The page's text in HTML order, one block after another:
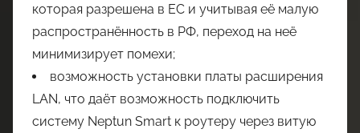
которая разрешена в ЕС и учитывая её малую
распространённость в РФ, переход на неё
минимизирует помехи;
возможность установки платы расширения
LAN, что даёт возможность подключить
систему Neptun Smart к роутеру через витую